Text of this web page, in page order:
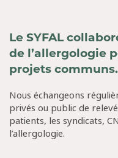
Le SYFAL
de l’allergologie
projets communs.
Nous échangeons
privés ou public de
patients, les syndicats,
l’allergologie.